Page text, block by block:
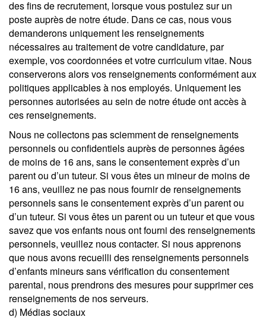
des fins de recrutement, lorsque vous postulez sur un
poste auprès de notre étude. Dans ce cas, nous vous
demanderons uniquement les renseignements
nécessaires au traitement de votre candidature, par
exemple, vos coordonnées et votre curriculum vitae. Nous
conserverons alors vos renseignements conformément aux
politiques applicables à nos employés. Uniquement les
personnes autorisées au sein de notre étude ont accès à
ces renseignements.
Nous ne collectons pas sciemment de renseignements
personnels ou confidentiels auprès de personnes âgées
de moins de 16 ans, sans le consentement exprès d’un
parent ou d’un tuteur. Si vous êtes un mineur de moins de
16 ans, veuillez ne pas nous fournir de renseignements
personnels sans le consentement exprès d’un parent ou
d’un tuteur. Si vous êtes un parent ou un tuteur et que vous
savez que vos enfants nous ont fourni des renseignements
personnels, veuillez nous contacter. Si nous apprenons
que nous avons recueilli des renseignements personnels
d’enfants mineurs sans vérification du consentement
parental, nous prendrons des mesures pour supprimer ces
renseignements de nos serveurs.
d) Médias sociaux